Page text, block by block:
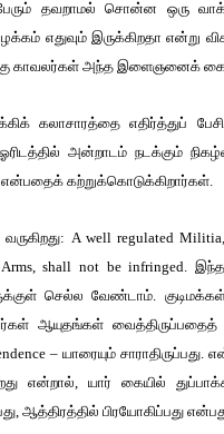
தவறாமல் சொன்ன ஒரு
எதுவும் இருக்கிறதா என்று
காவலர்கள் அந்த இளைஞனைக்
கலாசாரத்தை எதிர்த்துப்
அன்றாடம் நடக்கும்
கற்றுக்கொடுக்கிறார்கள்.
A well regulated Militia,
Arms, shall not be infringed.
செல்ல வேண்டாம்.
ஆயுதங்கள் வைத்திருப்பதைத்
– யாரையும்
என்றால், யார் கையில்
ஆத்திரத்தில் பிரயோகிப்பது